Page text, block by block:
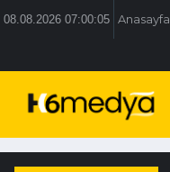
08.08.2026 07:00:06 Anasayfa